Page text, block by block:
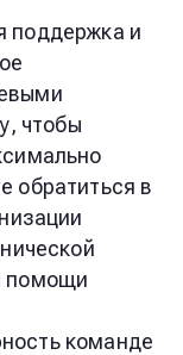
поддержка и
чтобы
обратиться в
помощи
команде